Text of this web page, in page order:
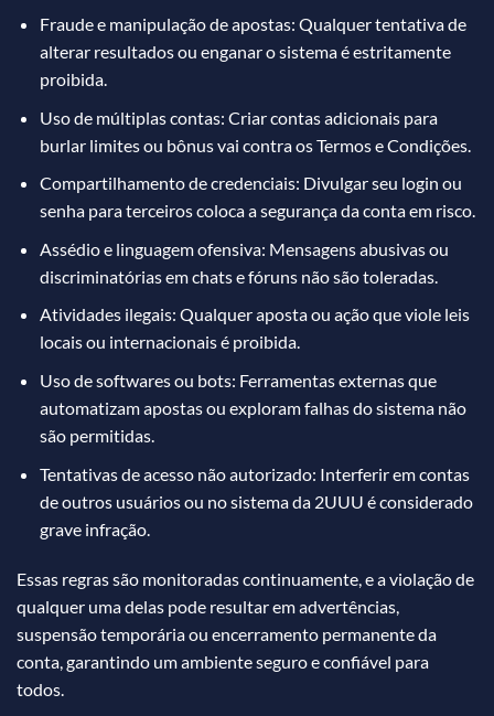
Fraude e manipulação de apostas: Qualquer tentativa de
alterar resultados ou enganar o sistema é estritamente
proibida.
Uso de múltiplas contas: Criar contas adicionais para
burlar limites ou bônus vai contra os Termos e Condições.
Compartilhamento de credenciais: Divulgar seu login ou
senha para terceiros coloca a segurança da conta em risco.
Assédio e linguagem ofensiva: Mensagens abusivas ou
discriminatórias em chats e fóruns não são toleradas.
Atividades ilegais: Qualquer aposta ou ação que viole leis
locais ou internacionais é proibida.
Uso de softwares ou bots: Ferramentas externas que
automatizam apostas ou exploram falhas do sistema não
são permitidas.
Tentativas de acesso não autorizado: Interferir em contas
de outros usuários ou no sistema da 2UUU é considerado
grave infração.
Essas regras são monitoradas continuamente, e a violação de
qualquer uma delas pode resultar em advertências,
suspensão temporária ou encerramento permanente da
conta, garantindo um ambiente seguro e confiável para
todos.